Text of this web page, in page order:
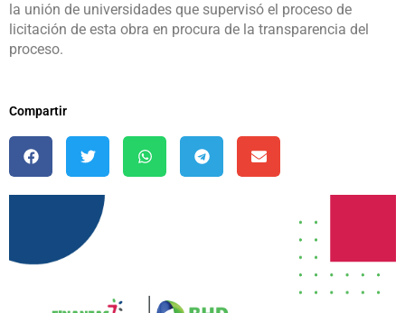
la unión de universidades que supervisó el proceso de
licitación de esta obra en procura de la transparencia del
proceso.
Compartir